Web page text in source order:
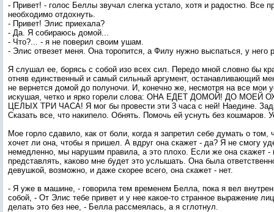
- Привет! - голос Беллы звучал слегка устало, хотя и радостно. Все
необходимо отдохнуть.
- Привет! Элис приехала?
- Да. Я собираюсь домой...
- Что?... - я не поверил своим ушам.
- Элис отвезет меня. Она торопится, а Филу нужно выспаться, у него
Я слушал ее, борясь с собой изо всех сил. Передо мной словно бы
отняв единственный и самый сильный аргумент, останавливающий
не вернется домой до полуночи. И, конечно же, несмотря на все мои
искушая, четко и ярко горели слова: ОНА ЕДЕТ ДОМОЙ! ДО
ЦЕЛЫХ ТРИ ЧАСА! Я мог бы провести эти 3 часа с ней! Наедине.
Сказать все, что накипело. Обнять. Помочь ей уснуть без кошмаров.
Мое горло сдавило, как от боли, когда я запретил себе думать о том,
хочет ли она, чтобы я пришел. А вдруг она скажет - да? Я не смогу
немедленно, мы нарушим правила, а это плохо. Если же она скажет -
представлять, каково мне будет это услышать. Она была
девушкой, возможно, и даже скорее всего, она скажет - нет.
- Я уже в машине, - говорила тем временем Белла, пока я вел
собой, - От Элис тебе привет и у нее какое-то странное выражение
делать это без нее, - Белла рассмеялась, а я сглотнул.